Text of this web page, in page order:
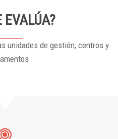
EVALÚA?
unidades de gestión, centros y